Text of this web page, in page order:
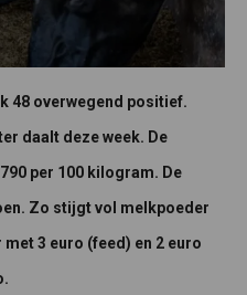
48 overwegend positief.
daalt deze week. De
per 100 kilogram. De
Zo stijgt vol melkpoeder
3 euro (feed) en 2 euro